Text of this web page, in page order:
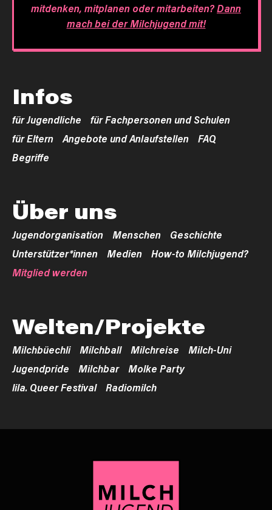
mitdenken, mitplanen oder mitarbeiten?Dann
mach bei der Milchjugend mit!
Infos
für Jugendliche
für Fachpersonen und Schulen
für Eltern
Angebote und Anlaufstellen
FAQ
Begriffe
Über uns
Jugendorganisation Menschen
Geschichte
Unterstützer*innen
Medien
How-to Milchjugend?
Mitglied werden
Welten/Projekte
Milchbüechli Milchball Milchreise
Milch-Uni
Jugendpride
Milchbar
Molke Party
lila. Queer Festival
Radiomilch